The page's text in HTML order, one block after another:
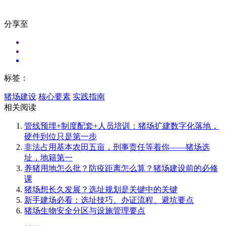
分享至
标签：
猪场建设 核心要素 实践指南
相关阅读
管线预埋+制度配套+人员培训：猪场扩建数字化落地，
硬件到位只是第一步
非法占用基本农田五亩，刑事责任等着你——猪场选
址，地籍第一
养猪用地怎么批？防疫距离怎么算？猪场建设前的必修
课
猪场想长久发展？选址规划是关键中的关键
新手建场必看：选址技巧、办证流程、避坑要点
猪场生物安全分区与设施管理要点